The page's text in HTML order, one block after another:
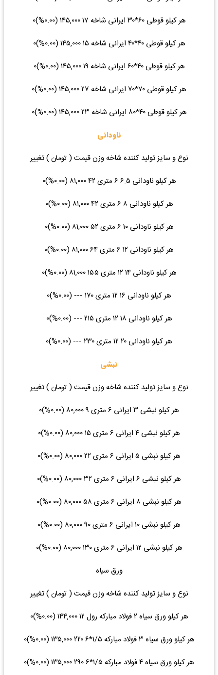
هر کیلو قوطی ۶۰*۳۰ ایرانی شاخه ۱۷ ۱۴۵,۰۰۰ (۰.۰۰%)۰
هر کیلو قوطی ۴۰*۴۰ ایرانی شاخه ۱۵ ۱۴۵,۰۰۰ (۰.۰۰%)۰
هر کیلو قوطی ۴۰*۶۰ ایرانی شاخه ۱۹ ۱۴۵,۰۰۰ (۰.۰۰%)۰
هر کیلو قوطی ۷۰*۷۰ ایرانی شاخه ۲۷ ۱۴۵,۰۰۰ (۰.۰۰%)۰
هر کیلو قوطی ۴۰*۸۰ ایرانی شاخه ۲۳ ۱۴۵,۰۰۰ (۰.۰۰%)۰
ناودانی
نوع و سایز تولید کننده شاخه وزن قیمت ( تومان ) تغییر
هر کیلو ناودانی ۶.۵ ۶ متری ۴۲ ۸۱,۰۰۰ (۰.۰۰%)۰
هر کیلو ناودانی ۸ ۶ متری ۴۲ ۸۱,۰۰۰ (۰.۰۰%)۰
هر کیلو ناودانی ۱۰ ۶ متری ۵۲ ۸۱,۰۰۰ (۰.۰۰%)۰
هر کیلو ناودانی ۱۲ ۶ متری ۶۴ ۸۱,۰۰۰ (۰.۰۰%)۰
هر کیلو ناودانی ۱۴ ۱۲ متری ۱۵۵ ۸۱,۰۰۰ (۰.۰۰%)۰
هر کیلو ناودانی ۱۶ ۱۲ متری ۱۷۰ --- (۰.۰۰%)۰
هر کیلو ناودانی ۱۸ ۱۲ متری ۲۱۵ --- (۰.۰۰%)۰
هر کیلو ناودانی ۲۰ ۱۲ متری ۲۳۰ --- (۰.۰۰%)۰
نبشی
نوع و سایز تولید کننده شاخه وزن قیمت ( تومان ) تغییر
هر کیلو نبشی ۳ ایرانی ۶ متری ۹ ۸۰,۰۰۰ (۰.۰۰%)۰
هر کیلو نبشی ۴ ایرانی ۶ متری ۱۵ ۸۰,۰۰۰ (۰.۰۰%)۰
هر کیلو نبشی ۵ ایرانی ۶ متری ۲۲ ۸۰,۰۰۰ (۰.۰۰%)۰
هر کیلو نبشی ۶ ایرانی ۶ متری ۳۲ ۸۰,۰۰۰ (۰.۰۰%)۰
هر کیلو نبشی ۸ ایرانی ۶ متری ۵۸ ۸۰,۰۰۰ (۰.۰۰%)۰
هر کیلو نبشی ۱۰ ایرانی ۶ متری ۹۰ ۸۰,۰۰۰ (۰.۰۰%)۰
هر کیلو نبشی ۱۲ ایرانی ۶ متری ۱۳۰ ۸۰,۰۰۰ (۰.۰۰%)۰
ورق سیاه
نوع و سایز تولید کننده شاخه وزن قیمت ( تومان ) تغییر
هر کیلو ورق سیاه ۲ فولاد مبارکه رول ۱۲ ۱۴۴,۰۰۰ (۰.۰۰%)۰
هر کیلو ورق سیاه ۳ فولاد مبارکه ۱/۵*۶ ۲۲۰ ۱۳۵,۰۰۰ (۰.۰۰%)۰
هر کیلو ورق سیاه ۴ فولاد مبارکه ۱/۵*۶ ۲۹۰ ۱۳۵,۰۰۰ (۰.۰۰%)۰